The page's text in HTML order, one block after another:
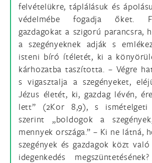
felvételükre, táplálásuk és
védelmébe fogadja őket.
gazdagokat a szigorú parancsra,
a szegényeknek adják s
isteni bíró ítéletét, ki a
kárhozatba taszította. – Végre
s vigasztalja a szegényeket,
Jézus életét, ki, gazdag lévén,
lett” (2Kor 8,9), s ismételgeti
szerint „boldogok a
mennyek országa.” – Ki ne látná,
szegények és gazdagok közt
idegenkedés